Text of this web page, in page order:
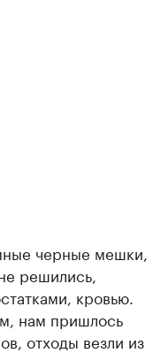
черные мешки,
решились,
кровью.
нам пришлось
отходы везли из